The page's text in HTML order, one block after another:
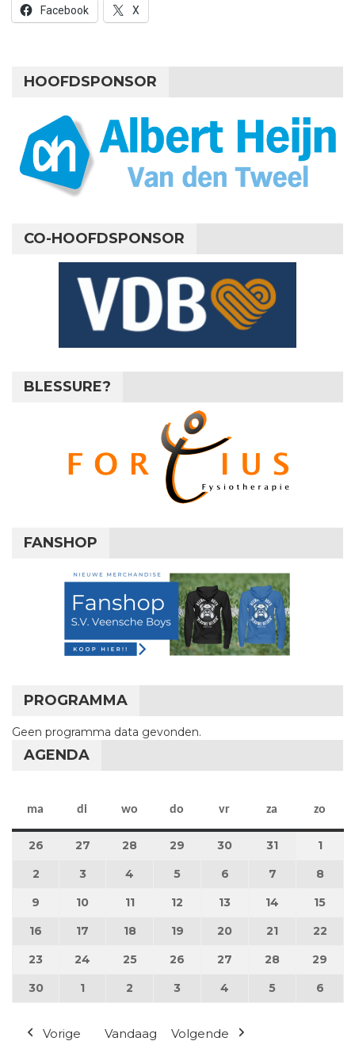
Facebook X
HOOFDSPONSOR
CO-HOOFDSPONSOR
BLESSURE?
FANSHOP
PROGRAMMA
Geen programma data gevonden.
AGENDA
ma maandag
di dinsdag
wo woensdag
do donderdag
vr vrijdag
za zaterdag
zo
26 26 mei 2025
27 27 mei 2025
28 28 mei 2025
29 29 mei 2025
30 30 mei 2025
31 31 mei 2025
11
2 2 juni 2025
3 3 juni 2025
4 4 juni 2025
5 5 juni 2025
6 6 juni 2025
7 7 juni 2025
8
9 9 juni 2025
10 10 juni 2025
1111 juni 2025
12 12 juni 2025
13 13 juni 2025
14 14 juni 2025
15
16 16 juni 2025
17 17 juni 2025
18 18 juni 2025
19 19 juni 2025
20 20 juni 2025
21 21 juni 2025
22
23 23 juni 2025
24 24 juni 2025
2525 juni 2025
26 26 juni 2025
27 27 juni 2025
28 28 juni 2025
29
30 30 juni 2025
1 1 juli 2025
2 2 juli 2025
3 3 juli 2025
4 4 juli 2025
5 5 juli 2025
6
Vorige Vandaag Volgende